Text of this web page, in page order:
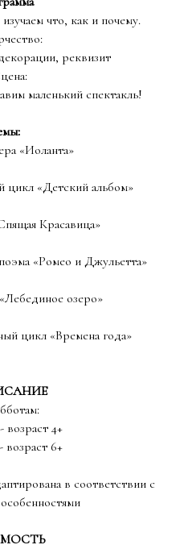
что, как и почему.
реквизит
маленький спектакль!
«Иоланта»
цикл «Детский альбом»
Красавица»
«Ромео и Джульетта»
озеро»
цикл «Времена года»
возраст 4+
возраст 6+
в соответствии с